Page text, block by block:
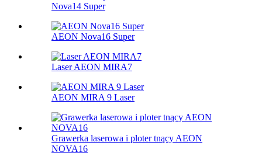
Nova14 Super
AEON Nova16 Super
Laser AEON MIRA7
AEON MIRA 9 Laser
Grawerka laserowa i ploter tnący AEON
NOVA16